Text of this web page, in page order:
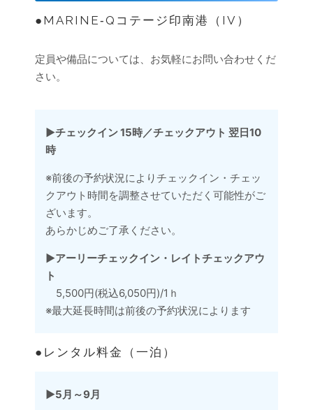
●MARINE‐Qコテージ印南港（IV）
定員や備品については、お気軽にお問い合わせくだ
さい。
▶︎チェックイン 15時／チェックアウト 翌日10
時
※前後の予約状況によりチェックイン・チェッ
クアウト時間を調整させていただく可能性がご
ざいます。
あらかじめご了承ください。
▶︎アーリーチェックイン・レイトチェックアウ
ト
5,500円(税込6,050円)/1ｈ
※最大延長時間は前後の予約状況によります
●レンタル料金（一泊）
▶︎5月～9月